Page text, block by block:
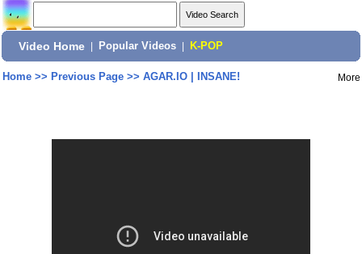
Video Home Popular Videos K-POP
Home>> Previous Page>> AGAR.IO | INSANE! More